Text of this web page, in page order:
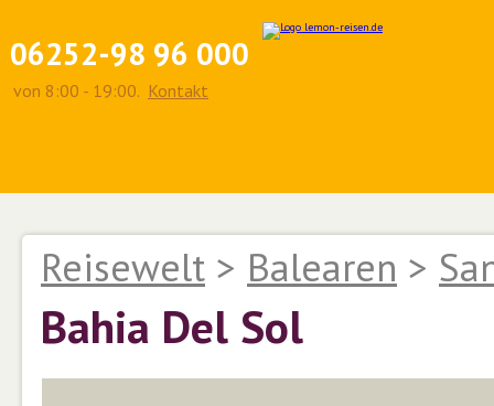
06252-98 96 000
von 8:00 - 19:00. Kontakt
Reisewelt > Balearen >
Bahia Del Sol